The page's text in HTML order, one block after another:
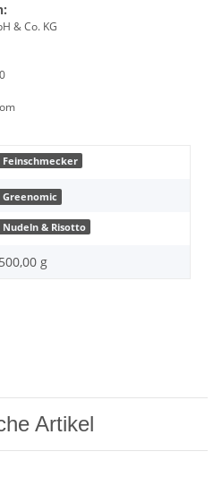
& Co. KG
Feinschmecker
Greenomic
Nudeln & Risotto
500,00 g
Artikel